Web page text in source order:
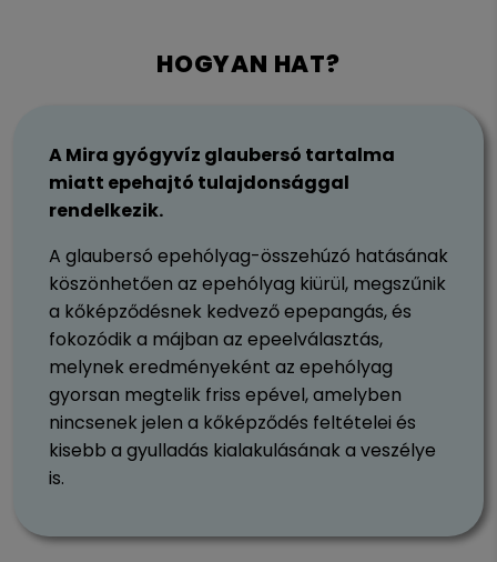
HOGYAN HAT?
A Mira gyógyvíz glaubersó tartalma
miatt epehajtó tulajdonsággal
rendelkezik.
A glaubersó epehólyag-összehúzó hatásának
köszönhetően az epehólyag kiürül, megszűnik
a kőképződésnek kedvező epepangás, és
fokozódik a májban az epeelválasztás,
melynek eredményeként az epehólyag
gyorsan megtelik friss epével, amelyben
nincsenek jelen a kőképződés feltételei és
kisebb a gyulladás kialakulásának a veszélye
is.